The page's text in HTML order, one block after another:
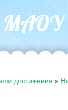
достижения »